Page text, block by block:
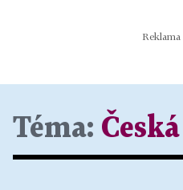
Téma: